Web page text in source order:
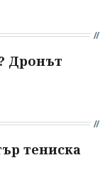
Дронът
тениска